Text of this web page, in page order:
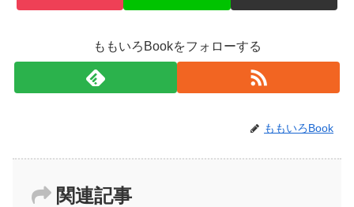
ももいろBookをフォローする
ももいろBook
関連記事